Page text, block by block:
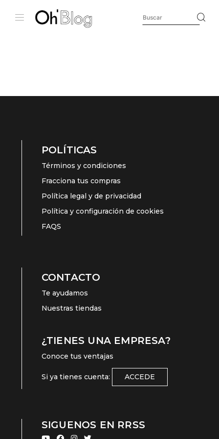
POLÍTICAS
Términos y condiciones
Fracciona tus compras
Política legal y de privacidad
Política y configuración de cookies
FAQS
CONTACTO
Te ayudamos
Nuestras tiendas
¿TIENES UNA EMPRESA?
Conoce tus ventajas
Si ya tienes cuenta: ACCEDE
SIGUENOS EN RRSS